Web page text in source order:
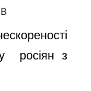
росіян з